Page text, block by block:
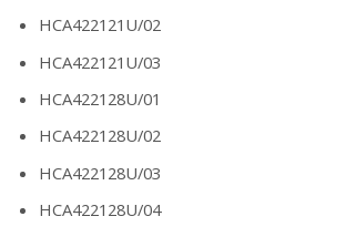
HCA422121U/02
HCA422121U/03
HCA422128U/01
HCA422128U/02
HCA422128U/03
HCA422128U/04